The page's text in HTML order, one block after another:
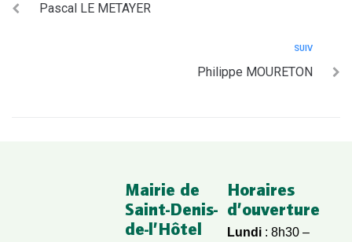
Pascal LE METAYER
SUIV
Philippe MOURETON
Mairie de
Saint-Denis-
de-l’Hôtel
Horaires
d’ouverture
Lundi: 8h30 –